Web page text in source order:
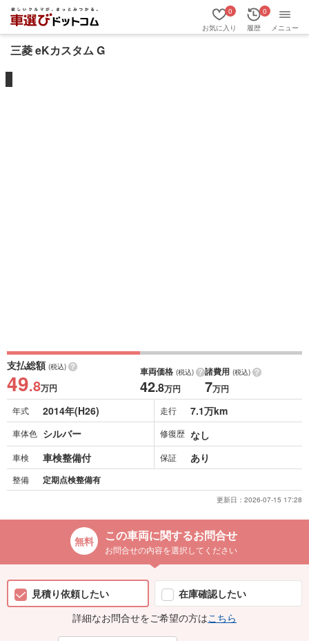
お気に入り
0
履歴
0
メニュー
三菱 eKカスタム G
支払総額 (税込)
49.8万円
車両価格 (税込)
42.8万円
諸費用 (税込)
7万円
年式 2014年(H26) 走行 7.1万km
車体色 シルバー 修復歴 なし
車検 車検整備付 保証 あり
整備 定期点検整備有
更新日： 2026-07-15 17:28
この車両に関するお問合せ
お問合せの内容を選択してください
見積り依頼したい
在庫確認したい
詳細なお問合せをご希望の方はこちら